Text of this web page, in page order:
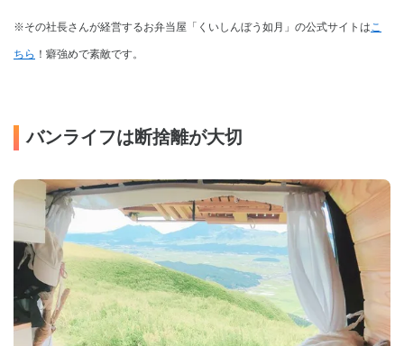
※その社長さんが経営するお弁当屋「くいしんぼう如月」の公式サイトは こ
ちら ！癖強めで素敵です。
バンライフは断捨離が大切